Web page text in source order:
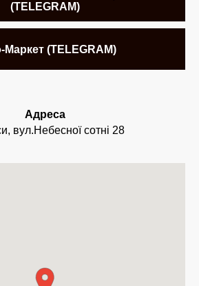
(TELEGRAM)
Маркет (TELEGRAM)
Адреса
вул.Небесної сотні 28